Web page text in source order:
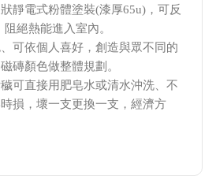
靜電式粉體塗裝(漆厚65u)，可反
絕熱能進入室內。
可依個人喜好，創造與眾不同的
磚顏色做整體規劃。
可直接用肥皂水或清水沖洗、不
損，壞一支更換一支，經濟方